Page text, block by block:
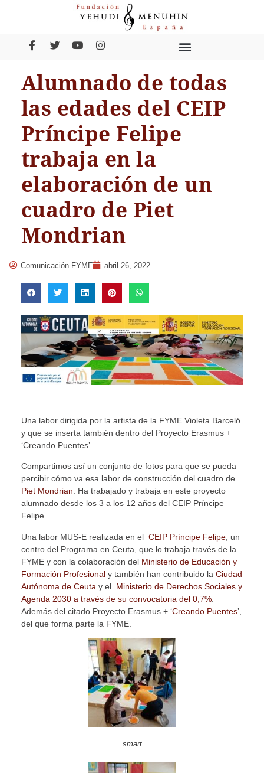
Alumnado de todas
las edades del CEIP
Príncipe Felipe
trabaja en la
elaboración de un
cuadro de Piet
Mondrian
Comunicación FYME abril 26, 2022
Una labor dirigida por la artista de la FYME Violeta Barceló
y que se inserta también dentro del Proyecto Erasmus +
‘Creando Puentes’
Compartimos así un conjunto de fotos para que se pueda
percibir cómo va esa labor de construcción del cuadro de
Piet Mondrian. Ha trabajado y trabaja en este proyecto
alumnado desde los 3 a los 12 años del CEIP Príncipe
Felipe.
Una labor MUS-E realizada en el CEIP Príncipe Felipe, un
centro del Programa en Ceuta, que lo trabaja través de la
FYME y con la colaboración del Ministerio de Educación y
Formación Profesionaly también han contribuido la Ciudad
Autónoma de Ceuta y el Ministerio de Derechos Sociales y
Agenda 2030 a través de su convocatoria del 0,7%.
Además del citado Proyecto Erasmus + ‘Creando Puentes’,
del que forma parte la FYME.
smart